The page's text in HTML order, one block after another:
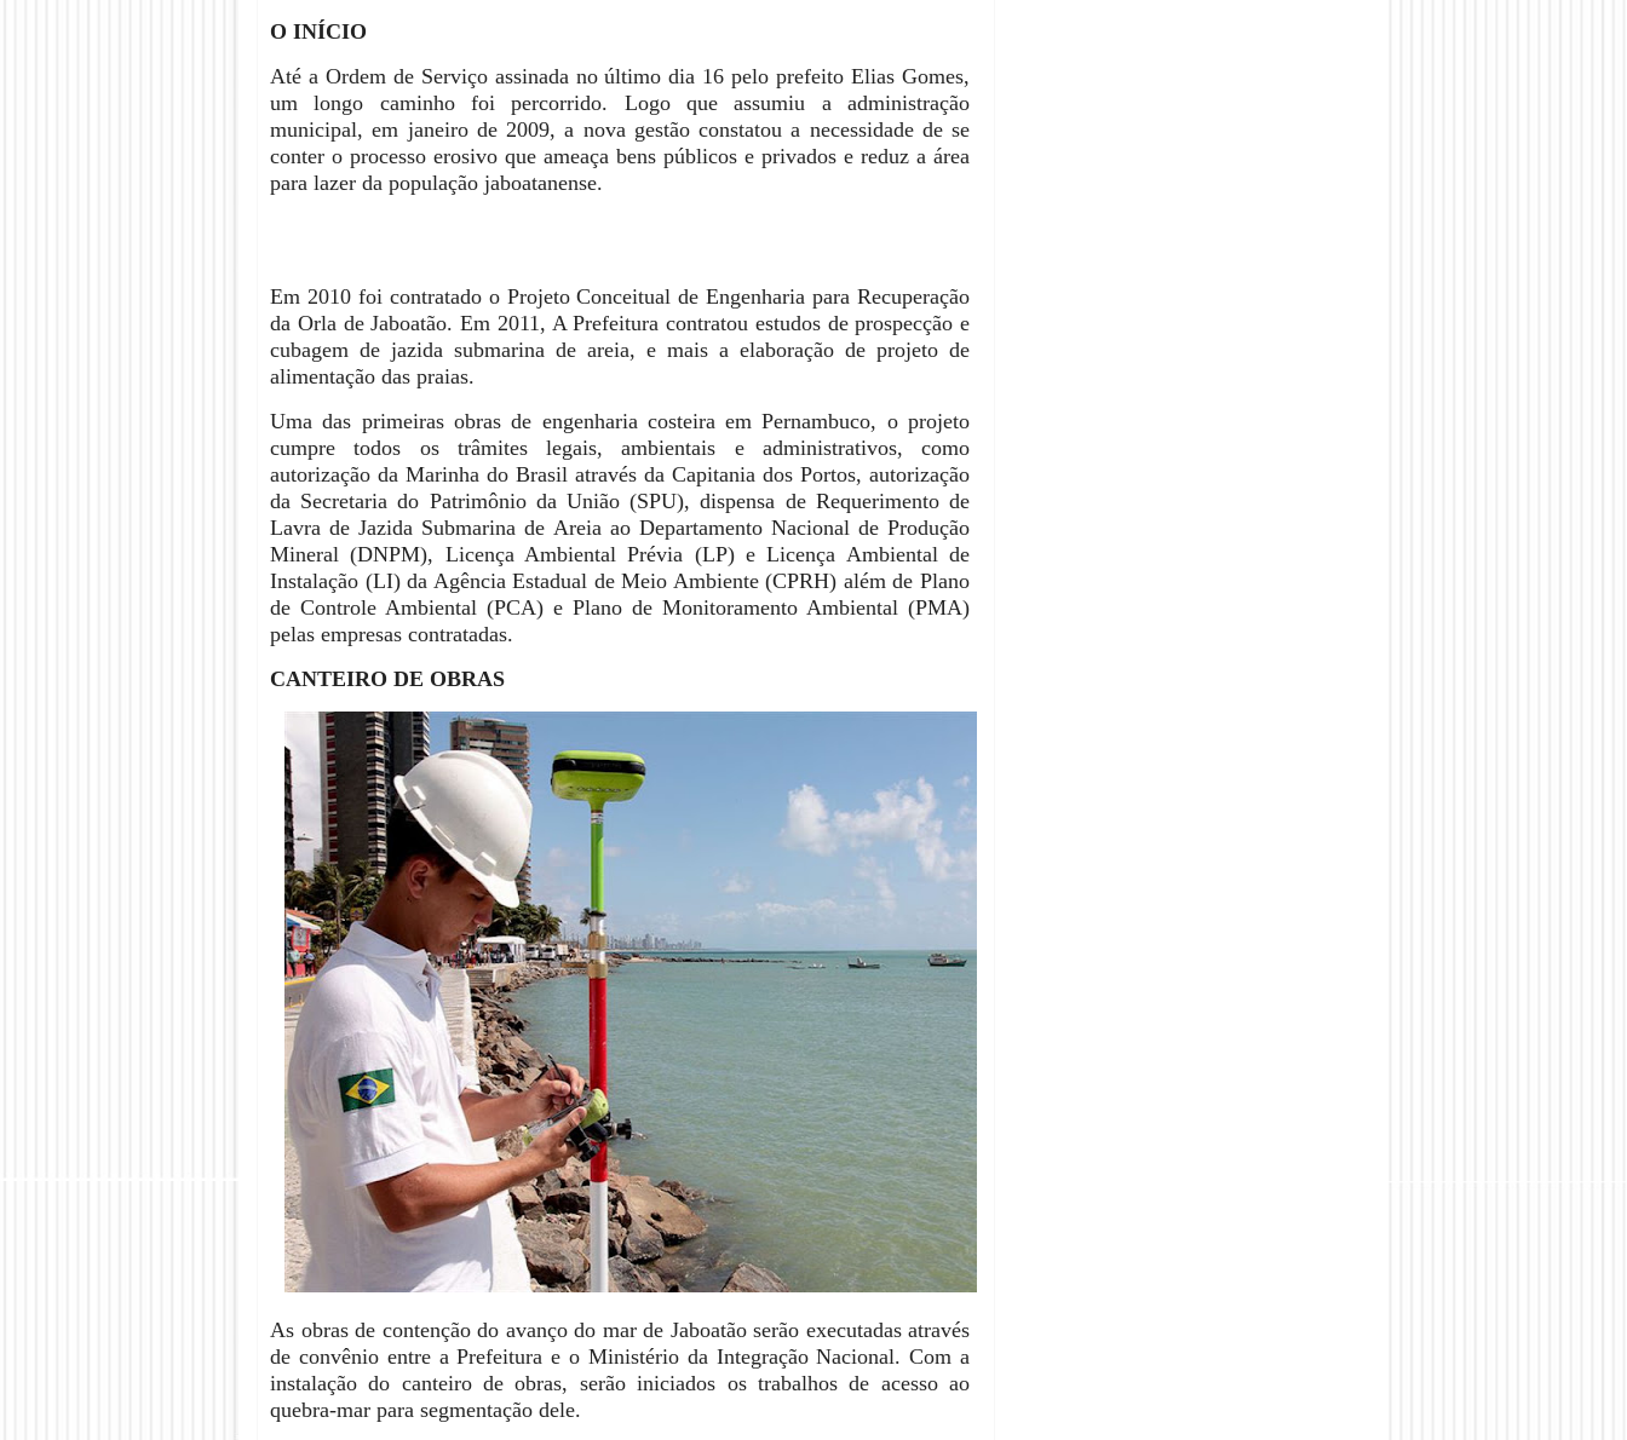
O INÍCIO
Até a Ordem de Serviço assinada no último dia 16 pelo prefeito Elias Gomes,
um longo caminho foi percorrido. Logo que assumiu a administração
municipal, em janeiro de 2009, a nova gestão constatou a necessidade de se
conter o processo erosivo que ameaça bens públicos e privados e reduz a área
para lazer da população jaboatanense.
Em 2010 foi contratado o Projeto Conceitual de Engenharia para Recuperação
da Orla de Jaboatão. Em 2011, A Prefeitura contratou estudos de prospecção e
cubagem de jazida submarina de areia, e mais a elaboração de projeto de
alimentação das praias.
Uma das primeiras obras de engenharia costeira em Pernambuco, o projeto
cumpre todos os trâmites legais, ambientais e administrativos, como
autorização da Marinha do Brasil através da Capitania dos Portos, autorização
da Secretaria do Patrimônio da União (SPU), dispensa de Requerimento de
Lavra de Jazida Submarina de Areia ao Departamento Nacional de Produção
Mineral (DNPM), Licença Ambiental Prévia (LP) e Licença Ambiental de
Instalação (LI) da Agência Estadual de Meio Ambiente (CPRH) além de Plano
de Controle Ambiental (PCA) e Plano de Monitoramento Ambiental (PMA)
pelas empresas contratadas.
CANTEIRO DE OBRAS
As obras de contenção do avanço do mar de Jaboatão serão executadas através
de convênio entre a Prefeitura e o Ministério da Integração Nacional. Com a
instalação do canteiro de obras, serão iniciados os trabalhos de acesso ao
quebra-mar para segmentação dele.